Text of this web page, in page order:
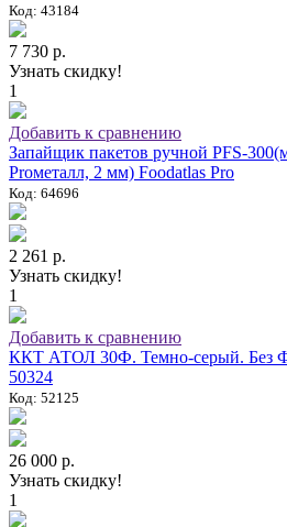
Код: 43184
7 730 р.
Узнать скидку!
1
Добавить к сравнению
Запайщик пакетов ручной PFS-
Proметалл, 2 мм) Foodatlas Pro
Код: 64696
2 261 р.
Узнать скидку!
1
Добавить к сравнению
ККТ АТОЛ 30Ф. Темно-серый. Без
50324
Код: 52125
26 000 р.
Узнать скидку!
1